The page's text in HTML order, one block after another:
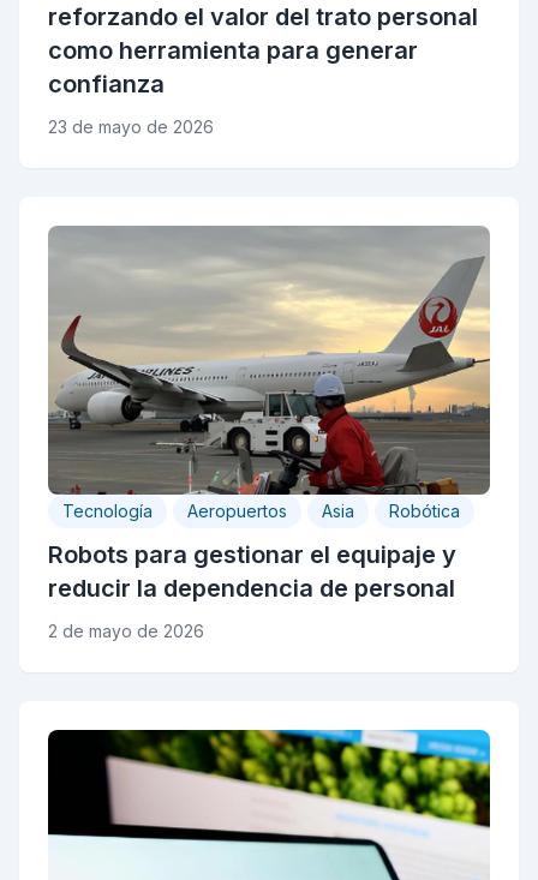
reforzando el valor del trato personal
como herramienta para generar
confianza
23 de mayo de 2026
Tecnología Aeropuertos Asia Robótica
Robots para gestionar el equipaje y
reducir la dependencia de personal
2 de mayo de 2026